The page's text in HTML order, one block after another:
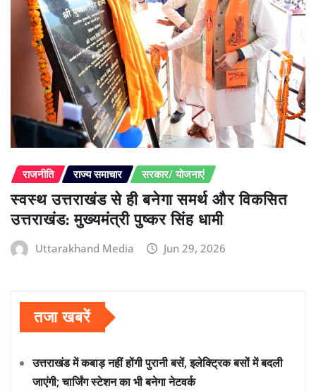
राजनीति राज्य समाचार सरकार/ योजनाएं
स्वस्थ उत्तराखंड से ही बनेगा समर्थ और विकसित
उत्तराखंड: मुख्यमंत्री पुष्कर सिंह धामी
Uttarakhand Media Jun 29, 2026
तजा खबरें
उत्तराखंड में कबाड़ नहीं होंगी पुरानी बसें, इलेक्ट्रिक बसों में बदली
जाएंगी; चार्जिंग स्टेशन का भी बनेगा नेटवर्क